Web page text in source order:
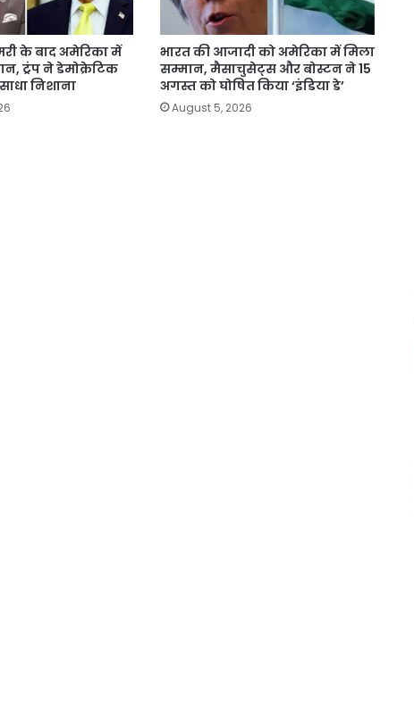
के बाद अमेरिका में
ट्रंप ने डेमोक्रेटिक
निशाना
भारत की आजादी को अमेरिका में मिला
सम्मान, मैसाचुसेट्स और बोस्टन ने 15
अगस्त को घोषित किया ‘इंडिया डे’
August 5, 2026